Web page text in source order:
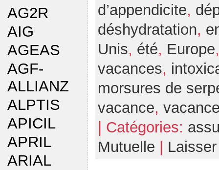
AG2R
AIG
AGEAS
AGF-
ALLIANZ
ALPTIS
APICIL
APRIL
ARIAL
d’appendicite,
déshydratation,
Unis, été, Europe
vacances,
morsures de
vacance,
| Catégories:
Mutuelle